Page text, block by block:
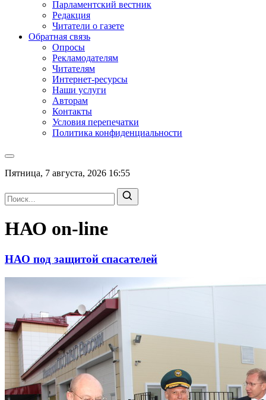
Парламентский вестник
Редакция
Читатели о газете
Обратная связь
Опросы
Рекламодателям
Читателям
Интернет-ресурсы
Наши услуги
Авторам
Контакты
Условия перепечатки
Политика конфиденциальности
Пятница, 7 августа, 2026 16:55
НАО on-line
НАО под защитой спасателей